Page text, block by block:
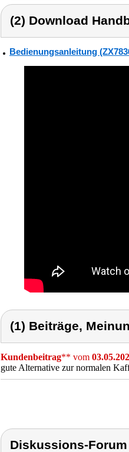
(2) Download
Bedienungsanleitung
(1) Beiträge,
Kundenbeitrag** vom
gute Alternative zur normalen
Diskussions-